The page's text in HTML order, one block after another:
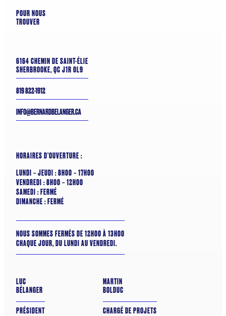
POUR NOUS
TROUVER
6164 CHEMIN DE SAINT-ÉLIE
SHERBROOKE, QC J1R 0L9
819 822-1912
INFO@BERNARDBELANGER.CA
HORAIRES D’OUVERTURE :
LUNDI – JEUDI : 8H00 – 17H00
VENDREDI : 8H00 – 12H00
SAMEDI : FERMÉ
DIMANCHE : FERMÉ
NOUS SOMMES FERMÉS DE 12H00 À 13H00
CHAQUE JOUR, DU LUNDI AU VENDREDI.
LUC
BÉLANGER
PRÉSIDENT
MARTIN
BOLDUC
CHARGÉ DE PROJETS